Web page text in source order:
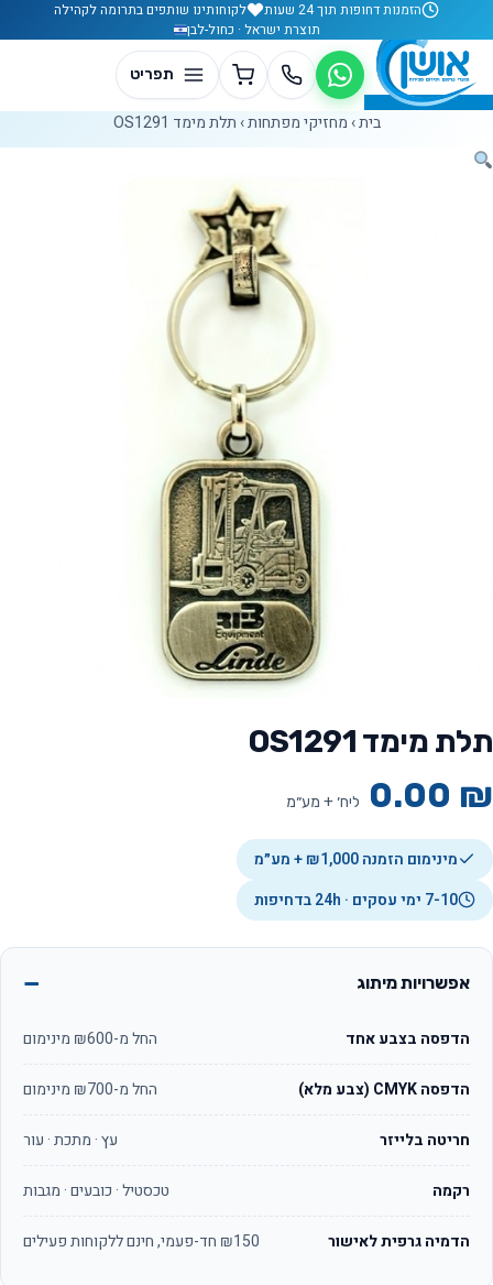
דלג לתוכןהזמנות דחופות תוך 24 שעות
לקוחותינו שותפים בתרומה לקהילה
תוצרת ישראל · כחול-לבן
בית› מחזיקי מפתחות› תלת מימד OS1291
תלת מימד OS1291
0.00 ₪ ליח׳ + מע״מ
מינימום הזמנה ₪1,000 + מע״מ
7-10 ימי עסקים · 24h בדחיפות
אפשרויות מיתוג
הדפסה בצבע אחד החל מ-₪600 מינימום
הדפסה CMYK (צבע מלא) החל מ-₪700 מינימום
חריטה בלייזר עץ · מתכת · עור
רקמה טכסטיל · כובעים · מגבות
הדמיה גרפית לאישור ₪150 חד-פעמי, חינם ללקוחות פעילים